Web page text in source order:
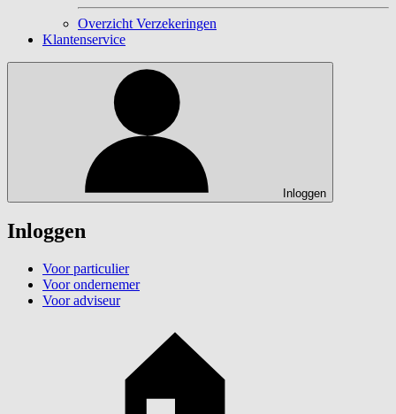
Overzicht Verzekeringen
Klantenservice
Inloggen
Inloggen
Voor particulier
Voor ondernemer
Voor adviseur